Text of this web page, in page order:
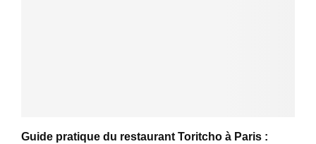
Guide pratique du restaurant Toritcho à Paris :